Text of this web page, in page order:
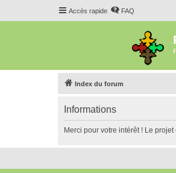
Accès rapide FAQ
Index du forum
Informations
Merci pour votre intérêt ! Le